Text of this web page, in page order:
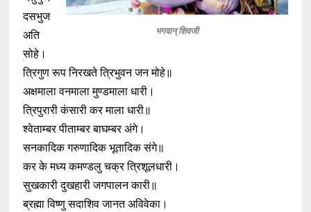
भगवान् शिवजी
दसभुज
अति
सोहे।
त्रिगुण रूप निरखते त्रिभुवन जन मोहे॥
अक्षमाला वनमाला मुण्डमाला धारी।
त्रिपुरारी कंसारी कर माला धारी॥
श्वेताम्बर पीताम्बर बाघम्बर अंगे।
सनकादिक गरुणादिक भूतादिक संगे॥
कर के मध्य कमण्डलु चक्र त्रिशूलधारी।
सुखकारी दुखहारी जगपालन कारी॥
ब्रह्मा विष्णु सदाशिव जानत अविवेका।